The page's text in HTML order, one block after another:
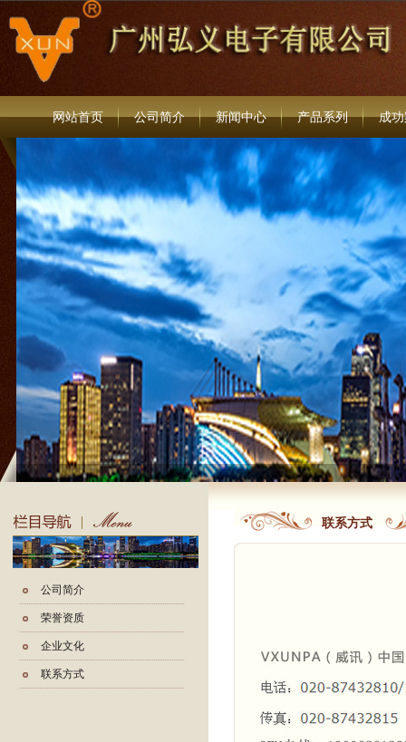
网站首页 公司简介 新闻中心 产品系列 成
公司简介
荣誉资质
企业文化
联系方式
联系方式